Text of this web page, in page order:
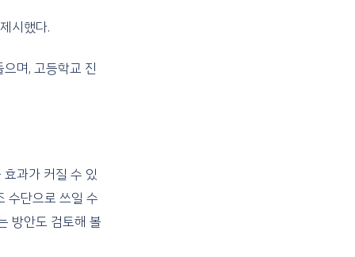
시했다.
며, 고등학교 진
과가 커질 수 있
수단으로 쓰일 수
방안도 검토해 볼